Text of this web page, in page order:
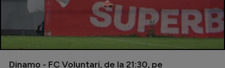
Dinamo - FC Voluntari, de la 21:30, pe